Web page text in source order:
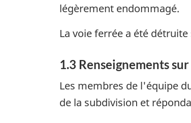
légèrement endommagé.
La voie ferrée a été
1.3 Renseignements
Les membres de l'équipe
de la subdivision et